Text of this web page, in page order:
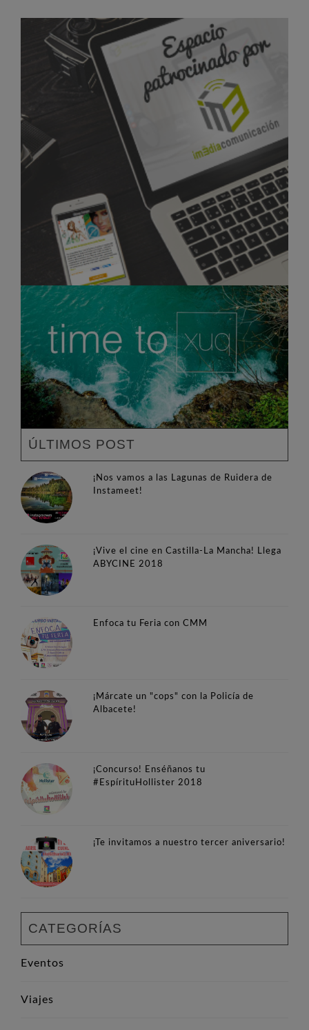
ÚLTIMOS POST
¡Nos vamos a las Lagunas de Ruidera de
Instameet!
¡Vive el cine en Castilla-La Mancha! Llega
ABYCINE 2018
Enfoca tu Feria con CMM
¡Márcate un "cops" con la Policía de
Albacete!
¡Concurso! Enséñanos tu
#EspírituHollister 2018
¡Te invitamos a nuestro tercer aniversario!
CATEGORÍAS
Eventos
Viajes